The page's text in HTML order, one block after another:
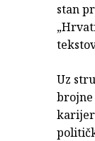
stan
Uz
brojne